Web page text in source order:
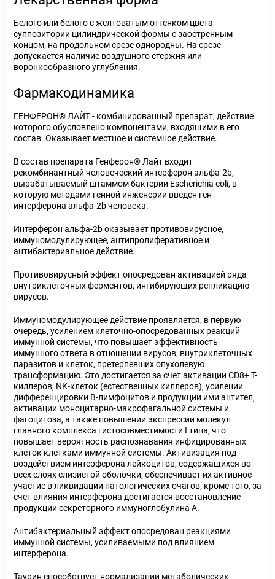
Белого или белого с желтоватым оттенком цвета
суппозитории цилиндрической формы с заостренным
концом, на продольном срезе однородны. На срезе
допускается наличие воздушного стержня или
воронкообразного углубления.
Фармакодинамика
ГЕНФЕРОН® ЛАЙТ - комбинированный препарат, действие
которого обусловлено компонентами, входящими в его
состав. Оказывает местное и системное действие.
В состав препарата Генферон® Лайт входит
рекомбинантный человеческий интерферон альфа-2b,
вырабатываемый штаммом бактерии Escherichia coli, в
которую методами генной инженерии введен ген
интерферона альфа-2b человека.
Интерферон альфа-2b оказывает противовирусное,
иммуномодулирующее, антипролиферативное и
антибактериальное действие.
Противовирусный эффект опосредован активацией ряда
внутриклеточных ферментов, ингибирующих репликацию
вирусов.
Иммуномодулирующее действие проявляется, в первую
очередь, усилением клеточно-опосредованных реакций
иммунной системы, что повышает эффективность
иммунного ответа в отношении вирусов, внутриклеточных
паразитов и клеток, претерпевших опухолевую
трансформацию. Это достигается за счет активации CD8+ Т-
киллеров, NK-клеток (естественных киллеров), усилении
дифференцировки В-лимфоцитов и продукции ими антител,
активации моноцитарно-макрофагальной системы и
фагоцитоза, а также повышении экспрессии молекул
главного комплекса гистосовместимости I типа, что
повышает вероятность распознавания инфицированных
клеток клетками иммунной системы. Активизация под
воздействием интерферона лейкоцитов, содержащихся во
всех слоях слизистой оболочки, обеспечивает их активное
участие в ликвидации патологических очагов; кроме того, за
счет влияния интерферона достигается восстановление
продукции секреторного иммуноглобулина А.
Антибактериальный эффект опосредован реакциями
иммунной системы, усиливаемыми под влиянием
интерферона.
Таурин способствует нормализации метаболических